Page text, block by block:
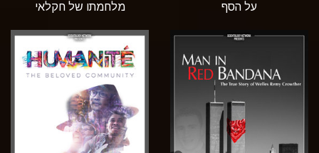
על הסף מלחמתו של חקלאי